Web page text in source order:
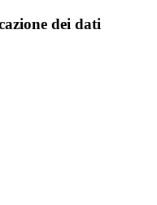
dei dati